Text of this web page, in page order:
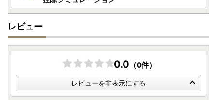
・ご入金確認後、1か月程度でお届けいたします。
認ください。
・返礼品は確実にお受け取りください。長期不在等の寄附者
様事由による返送、劣化については、再送を承ることができ
ませんのでご了承ください。
・寄附者の都合（長期不在や転居先不明等）により返礼品が
お届けできず、配送業者の保管期限も切れてしまった場合
は、返礼品が破棄される場合がございますのでご注意くださ
レビュー
0.0 （0件）
レビューを非表示にする